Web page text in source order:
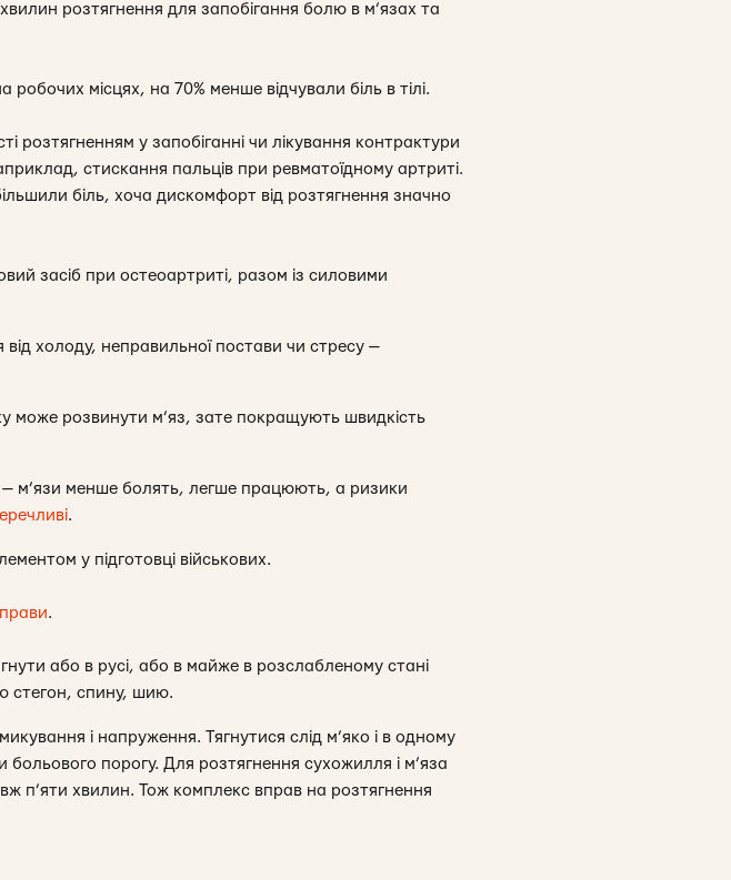
розтягнення для запобігання болю в м’язах та
місцях, на 70% менше відчували біль в тілі.
розтягненням у запобіганні чи лікування контрактури
стискання пальців при ревматоїдному артриті.
біль, хоча дискомфорт від розтягнення значно
засіб при остеоартриті, разом із силовими
від холоду, неправильної постави чи стресу —
може розвинути м’яз, зате покращують швидкість
м’язи менше болять, легше працюють, а ризики
.
у підготовці військових.
.
або в русі, або в майже в розслабленому стані
стегон, спину, шию.
і напруження. Тягнутися слід м’яко і в одному
порогу. Для розтягнення сухожилля і м’яза
п’яти хвилин. Тож комплекс вправ на розтягнення